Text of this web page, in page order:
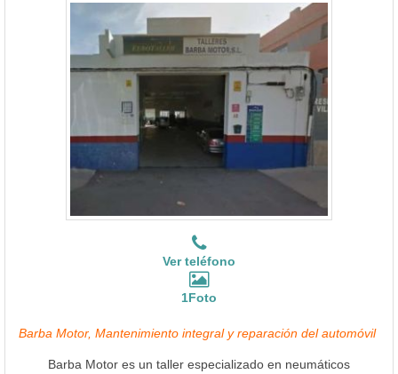
Ver teléfono
1Foto
Barba Motor, Mantenimiento integral y reparación del automóvil
Barba Motor es un taller especializado en neumáticos